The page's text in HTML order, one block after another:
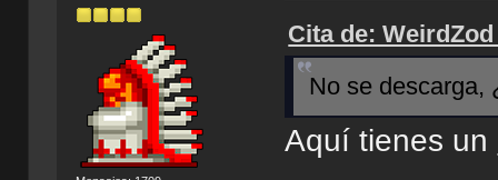
Cita de:
No se descarga,
Aquí tienes un